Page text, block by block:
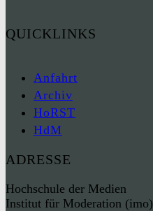
QUICKLINKS
Anfahrt
Archiv
HoRST
HdM
ADRESSE
Hochschule der Medien
Institut für Moderation (imo)